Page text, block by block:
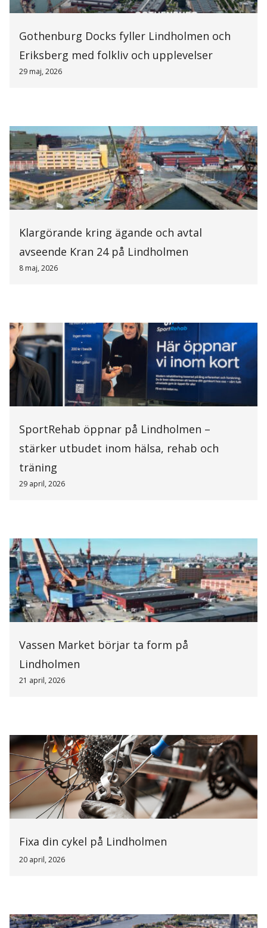
Gothenburg Docks fyller Lindholmen och
Eriksberg med folkliv och upplevelser
29 maj, 2026
Klargörande kring ägande och avtal
avseende Kran 24 på Lindholmen
8 maj, 2026
SportRehab öppnar på Lindholmen –
stärker utbudet inom hälsa, rehab och
träning
29 april, 2026
Vassen Market börjar ta form på
Lindholmen
21 april, 2026
Fixa din cykel på Lindholmen
20 april, 2026